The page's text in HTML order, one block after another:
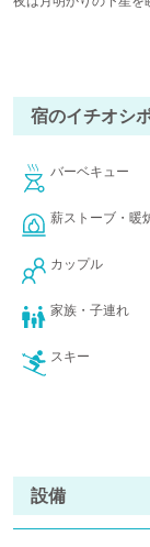
私と癒やしと軽井沢
＊JAPA認定施設
◆のんびりとくつろぐ
ウッドデッキに面し
る窓から差し込む光
すぐ側には縦長でお
屋根付きのウッドデ
してください。広い
◆ゲスト様へのお願い
繁忙期は対応できない
宿のイチオシ
バーベキュー
薪ストーブ・暖
カップル
家族・子連れ
スキー
深夜着OK
音楽合宿
設備